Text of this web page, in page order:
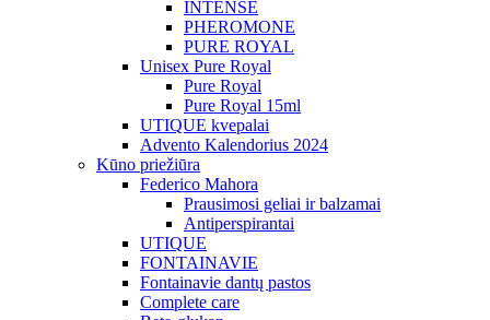
INTENSE
PHEROMONE
PURE ROYAL
Unisex Pure Royal
Pure Royal
Pure Royal 15ml
UTIQUE kvepalai
Advento Kalendorius 2024
Kūno priežiūra
Federico Mahora
Prausimosi geliai ir balzamai
Antiperspirantai
UTIQUE
FONTAINAVIE
Fontainavie dantų pastos
Complete care